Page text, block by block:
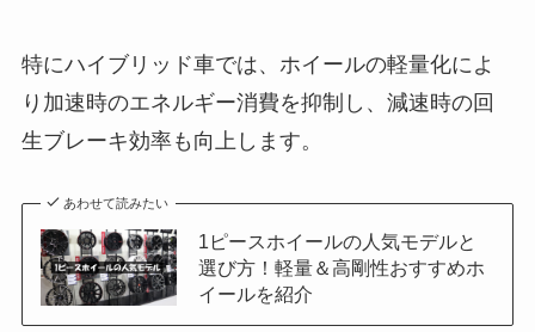
特にハイブリッド車では、ホイールの軽量化によ
り加速時のエネルギー消費を抑制し、減速時の回
生ブレーキ効率も向上します。
あわせて読みたい
1ピースホイールの人気モデルと
選び方！軽量＆高剛性おすすめホ
イールを紹介